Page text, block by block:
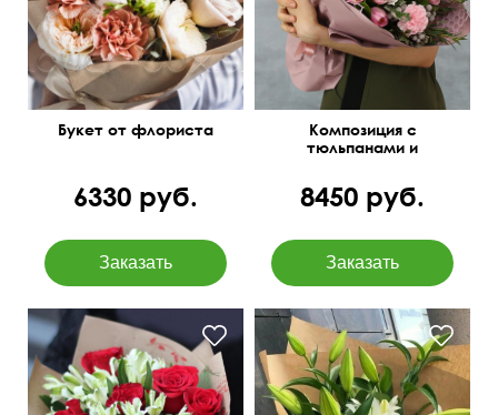
Букет от флориста
6330 руб.
Композиция с
тюльпанами и
8450 руб.